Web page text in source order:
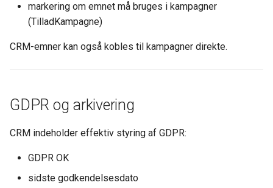
markering om emnet må bruges i kampagner
(TilladKampagne)
CRM-emner kan også kobles til kampagner direkte.
GDPR og arkivering
CRM indeholder effektiv styring af GDPR:
GDPR OK
sidste godkendelsesdato